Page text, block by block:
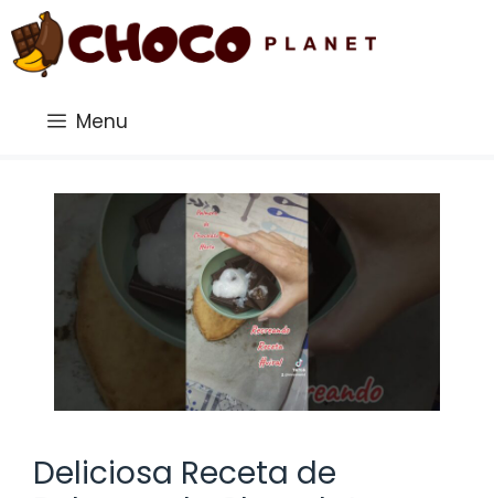
Saltar
al
contenido
Menu
Deliciosa Receta de